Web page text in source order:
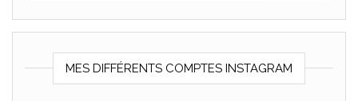
MES DIFFÉRENTS COMPTES INSTAGRAM